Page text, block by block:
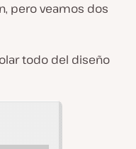
pero veamos dos
todo del diseño